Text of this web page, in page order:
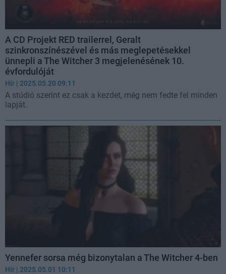
A CD Projekt RED trailerrel, Geralt
szinkronszínészével és más meglepetésekkel
ünnepli a The Witcher 3 megjelenésének 10.
évfordulóját
Hír | 2025.05.20 09:11
A stúdió szerint ez csak a kezdet, még nem fedte fel minden
lapját.
Yennefer sorsa még bizonytalan a The Witcher 4-ben
Hír | 2025.05.01 10:11